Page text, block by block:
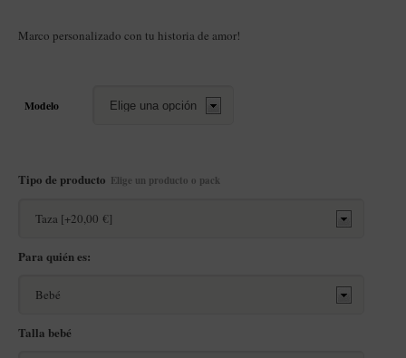
Marco personalizado con tu historia de amor!
Modelo
Tipo de producto Elige un producto o pack
Para quién es:
Talla bebé